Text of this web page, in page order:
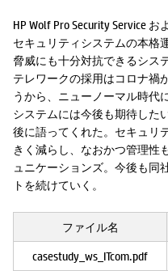
HP Wolf Pro Security Service
セキュリティシステムの本格
脅威にも十分対抗できるシス
テレワークの採用はコロナ禍
うから、ニューノーマル時代
システムには今後も期待した
後に語ってくれた。セキュリ
きく減らし、なおかつ管理性
ュニケーションズ。今後も同
トを続けていく。
ファイル名
casestudy_ws_ITcom.pdf